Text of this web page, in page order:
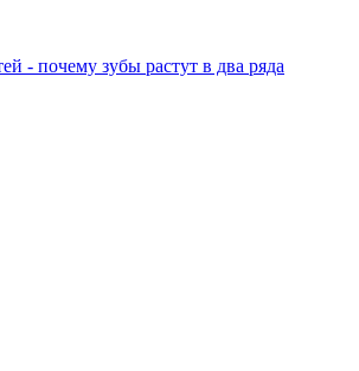
- почему зубы растут в два ряда